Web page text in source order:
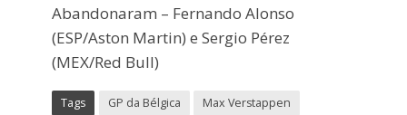
Abandonaram – Fernando Alonso
(ESP/Aston Martin) e Sergio Pérez
(MEX/Red Bull)
Tags GP da Bélgica
Max Verstappen